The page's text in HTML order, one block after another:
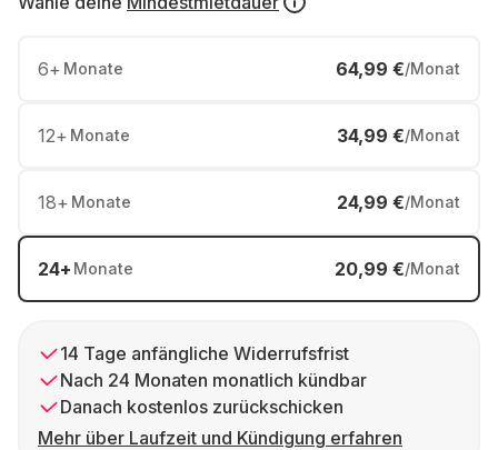
6+ Monate 64,99 €/Monat
12+ Monate 34,99 €/Monat
18+ Monate 24,99 €/Monat
24+ Monate 20,99 €/Monat
14 Tage anfängliche Widerrufsfrist
Nach 24 Monaten monatlich kündbar
Danach kostenlos zurückschicken
Mehr über Laufzeit und Kündigung erfahren